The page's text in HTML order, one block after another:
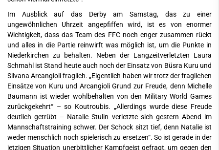
Im Ausblick auf das Derby am Samstag, das zu einer
ungewöhnlichen Uhrzeit angepfiffen wird, ist es von enormer
Wichtigkeit, dass das Team des FFC noch enger zusammen rückt
und alles in die Partie reinwirft was möglich ist, um die Punkte in
Niederkirchen zu behalten. Neben der Langzeitverletzten Laura
Schmahl ist Stand heute auch noch der Einsatz von Büsra Kuru und
Silvana Arcangioli fraglich. „Eigentlich haben wir trotz der fraglichen
Einsätze von Kuru und Arcangioli Grund zur Freude, denn Michelle
Baumann ist wieder wohlbehalten von den Military World Games
zurückgekehrt“ – so Koutroubis. „Allerdings wurde diese Freude
deutlich getrübt – Natalie Stulin verletzte sich gestern Abend im
Mannschaftstraining schwer. Der Schock sitzt tief, denn Natalie ist
weder menschlich noch spielerisch zu ersetzen“. So ist gerade in der
jetzigen Situation unerbittlicher Kampfgeist gefragt, um gegen den